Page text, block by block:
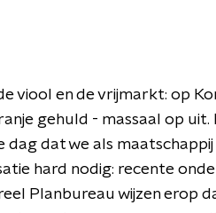
viool en de vrijmarkt: op
gehuld - massaal op uit.
dag dat we als
hard nodig: recente
Planbureau wijzen erop